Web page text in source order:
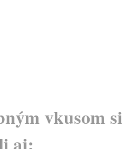
vkusom si
aj: